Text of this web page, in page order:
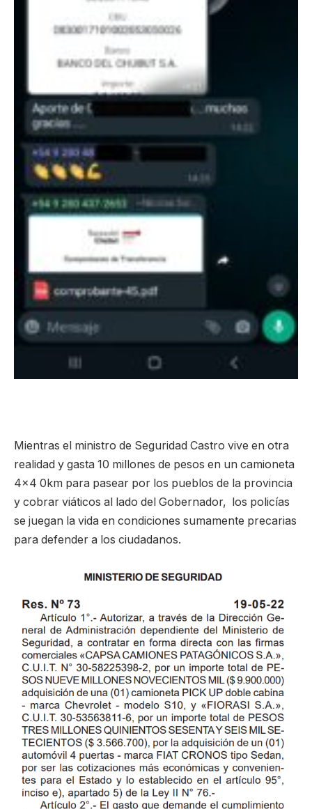
Mientras el ministro de Seguridad Castro vive en otra
realidad y gasta 10 millones de pesos en un camioneta
4×4 0km para pasear por los pueblos de la provincia
y cobrar viáticos al lado del Gobernador, los policías
se juegan la vida en condiciones sumamente precarias
para defender a los ciudadanos.